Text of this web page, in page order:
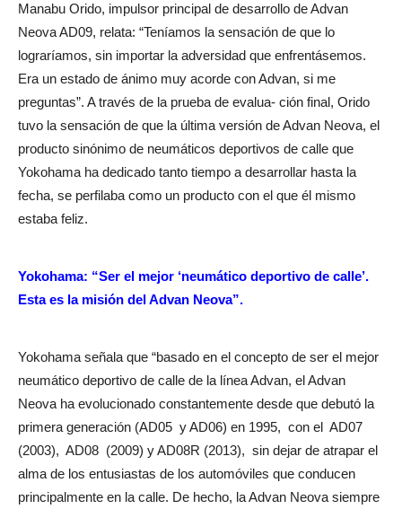
Manabu Orido, impulsor principal de desarrollo de Advan
Neova AD09, relata: “Teníamos la sensación de que lo
lograríamos, sin importar la adversidad que enfrentásemos.
Era un estado de ánimo muy acorde con Advan, si me
preguntas”. A través de la prueba de evalua- ción final, Orido
tuvo la sensación de que la última versión de Advan Neova, el
producto sinónimo de neumáticos deportivos de calle que
Yokohama ha dedicado tanto tiempo a desarrollar hasta la
fecha, se perfilaba como un producto con el que él mismo
estaba feliz.
Yokohama: “Ser el mejor ‘neumático deportivo de calle’.
Esta es la misión del Advan Neova”.
Yokohama señala que “basado en el concepto de ser el mejor
neumático deportivo de calle de la línea Advan, el Advan
Neova ha evolucionado constantemente desde que debutó la
primera generación (AD05 y AD06) en 1995, con el AD07
(2003), AD08 (2009) y AD08R (2013), sin dejar de atrapar el
alma de los entusiastas de los automóviles que conducen
principalmente en la calle. De hecho, la Advan Neova siempre